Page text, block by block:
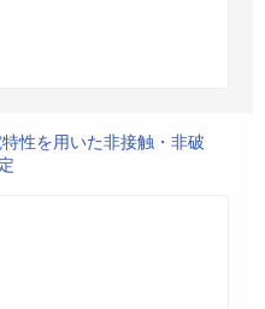
性を用いた非接触・非破